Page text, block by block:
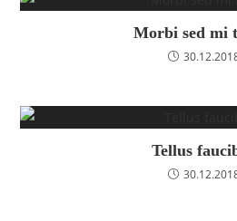
Morbi sed mi
Tellus